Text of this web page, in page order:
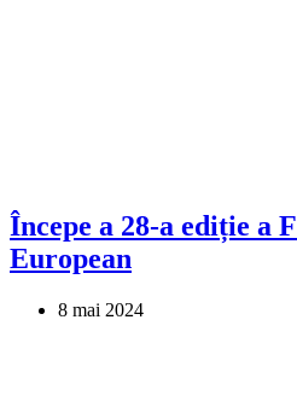
Începe a 28-a ediție a
European
8 mai 2024